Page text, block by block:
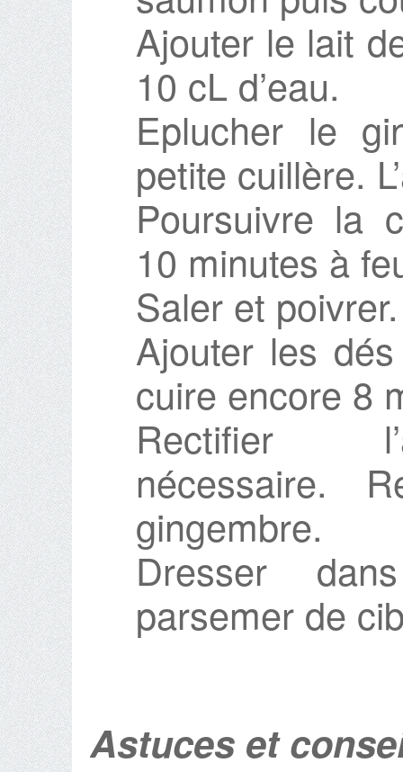
Ajouter le lait
10 cL d’eau.
Eplucher le
petite cuillère.
Poursuivre la
10 minutes à
Saler et poivrer.
Ajouter les
cuire encore 8
Rectifier
nécessaire.
gingembre.
Dresser
parsemer de
Astuces et